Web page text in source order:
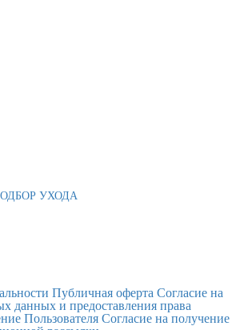
УХОДА
Публичная оферта Согласие на
данных и предоставления права
Пользователя Согласие на получение